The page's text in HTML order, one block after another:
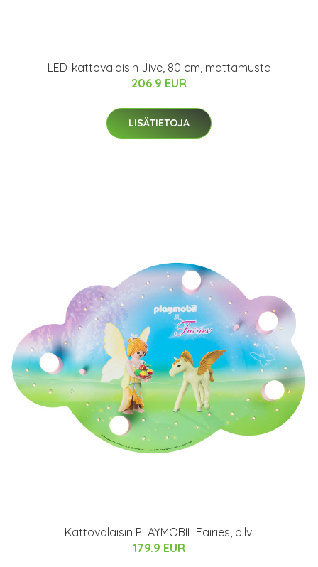
LED-kattovalaisin Jive, 80 cm, mattamusta
206.9 EUR
LISÄTIETOJA
Kattovalaisin PLAYMOBIL Fairies, pilvi
179.9 EUR